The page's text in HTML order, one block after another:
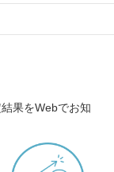
果をWebでお知